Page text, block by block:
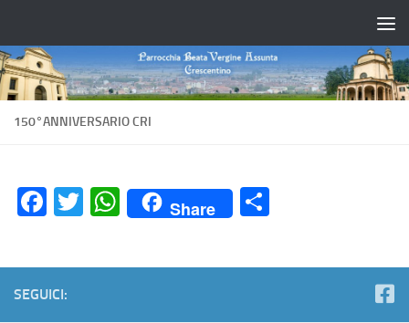
150°ANNIVERSARIO CRI
Facebook
Twitter
WhatsApp
Share
SEGUICI: